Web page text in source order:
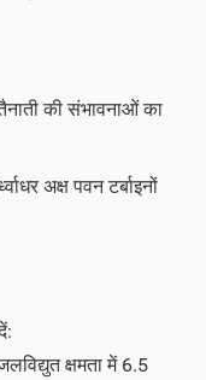
की संभावनाओं का
अक्ष पवन टर्बाइनों
क्षमता में 6.5